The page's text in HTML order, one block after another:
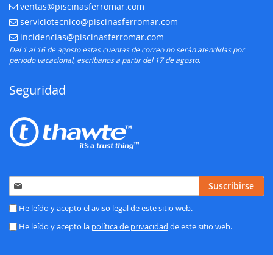
E-mail:
ventas@piscinasferromar.com
E-mail:
serviciotecnico@piscinasferromar.com
E-mail:
incidencias@piscinasferromar.com
Del 1 al 16 de agosto estas cuentas de correo no serán atendidas por
periodo vacacional, escríbanos a partir del 17 de agosto.
Seguridad
Inscríbase
a
nuestro
de
Suscribirse
He leído y acepto elaviso legalde este sitio web.
He leído y acepto la política de privacidad de este sitio web.